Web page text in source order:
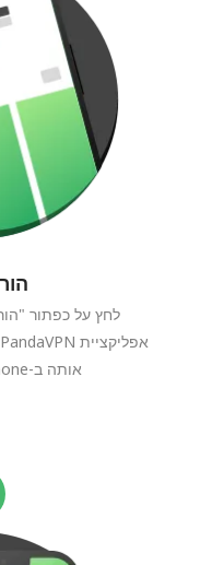
לחץ על כפתור
אותה ב-iPhone או ב-iPad שלך.